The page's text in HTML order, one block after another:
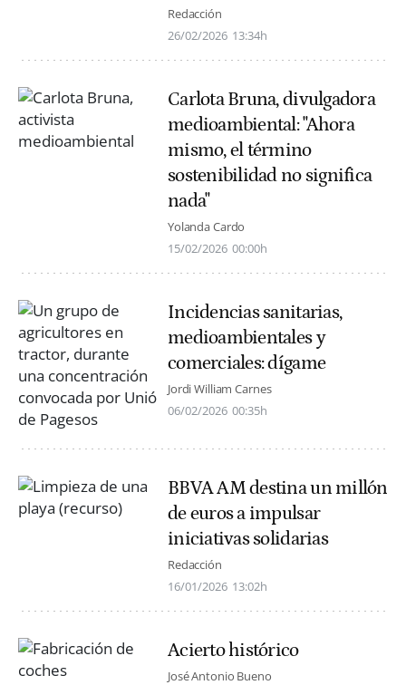
Redacción
26/02/2026 13:34h
Carlota Bruna, divulgadora
medioambiental: "Ahora
mismo, el término
sostenibilidad no significa
nada"
Yolanda Cardo
15/02/2026 00:00h
Incidencias sanitarias,
medioambientales y
comerciales: dígame
Jordi William Carnes
06/02/2026 00:35h
BBVA AM destina un millón
de euros a impulsar
iniciativas solidarias
Redacción
16/01/2026 13:02h
Acierto histórico
José Antonio Bueno